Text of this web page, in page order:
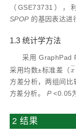
（GSE73731）
SPOP的基因表达进
1.3 统计学方法
采用 GraphPad
采用均数±标准差（ x
−
x-
方差分析，两组间比
方差分析。 P<0.05
2 结果